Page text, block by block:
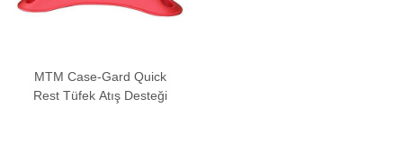
MTM Case-Gard Quick
Rest Tüfek Atış Desteği